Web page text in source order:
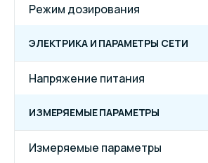
Режим дозирования
ЭЛЕКТРИКА И ПАРАМЕТРЫ СЕТИ
Напряжение питания
ИЗМЕРЯЕМЫЕ ПАРАМЕТРЫ
Измеряемые параметры